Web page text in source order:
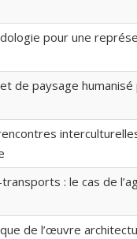
pour une
de paysage
: le cas de
de l’œuvre